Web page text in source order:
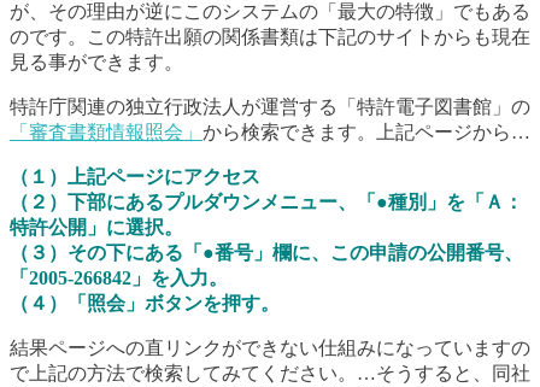
が、その理由が逆にこのシステムの「最大の特徴」でもある
のです。この特許出願の関係書類は下記のサイトからも現在
見る事ができます。
特許庁関連の独立行政法人が運営する「特許電子図書館」の
「審査書類情報照会」 から検索できます。上記ページから…
（１）上記ページにアクセス
（２）下部にあるプルダウンメニュー、「●種別」を「Ａ：
特許公開」に選択。
（３）その下にある「●番号」欄に、この申請の公開番号、
「2005-266842」を入力。
（４）「照会」ボタンを押す。
結果ページへの直リンクができない仕組みになっていますの
で上記の方法で検索してみてください。…そうすると、同社